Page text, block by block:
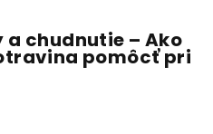
chudnutie – Ako
pomôcť pri